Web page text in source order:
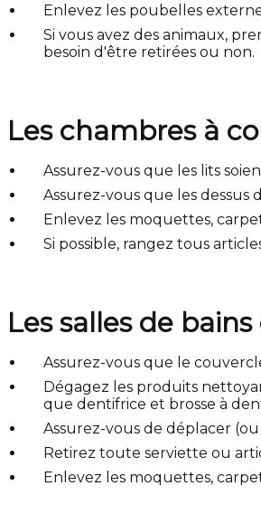
Enlevez les poubelles
Si vous avez des animaux,
besoin d'être retirées ou non.
Les chambres à
Assurez-vous que les lits
Assurez-vous que les dessus
Enlevez les moquettes,
Si possible, rangez tous
Les salles de
Assurez-vous que le
Dégagez les produits
que dentifrice et brosse à
Assurez-vous de déplacer
Retirez toute serviette ou
Enlevez les moquettes,